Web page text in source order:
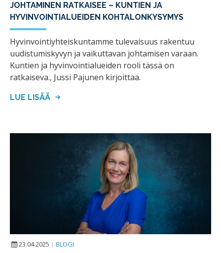
JOHTAMINEN RATKAISEE – KUNTIEN JA
HYVINVOINTIALUEIDEN KOHTALONKYSYMYS
Hyvinvointiyhteiskuntamme tulevaisuus rakentuu
uudistumiskyvyn ja vaikuttavan johtamisen varaan.
Kuntien ja hyvinvointialueiden rooli tässä on
ratkaiseva., Jussi Pajunen kirjoittaa.
LUE LISÄÄ
23.04.2025 | BLOGI